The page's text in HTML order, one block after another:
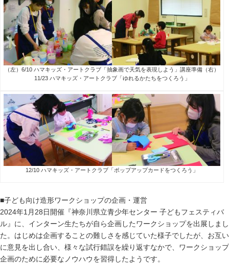
（左）6/10 ハマキッズ・アートクラブ「抽象画で天気を表現しよう」講座準備（右）
11/23 ハマキッズ・アートクラブ「ゆれるかたちをつくろう」
12/10 ハマキッズ・アートクラブ「ポップアップカードをつくろう」
■子ども向け造形ワークショップの企画・運営
2024年1月28日開催『神奈川県立青少年センター 子どもフェスティバ
ル』に、インターン生たちが自ら企画したワークショップを出展しまし
た。はじめは企画することの難しさを感じていた様子でしたが、お互い
に意見を出し合い、様々な試行錯誤を繰り返すなかで、ワークショップ
企画のために必要なノウハウを習得したようです。